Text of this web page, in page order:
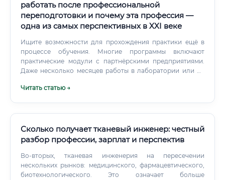
работать после профессиональной
переподготовки и почему эта профессия —
одна из самых перспективных в XXI веке
Ищите возможности для прохождения практики ещё в
процессе обучения. Многие программы включают
практические модули с партнёрскими предприятиями.
Даже несколько месяцев работы в лаборатории или на
конкурентоспособность.
Читать статью →
Сколько получает тканевый инженер: честный
разбор профессии, зарплат и перспектив
Во-вторых, тканевая инженерия на пересечении
нескольких рынков: медицинского, фармацевтического,
биотехнологического. Это означает больше